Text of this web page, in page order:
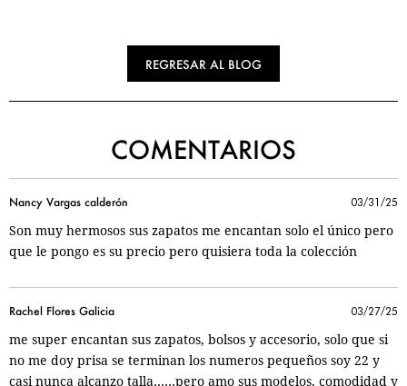
REGRESAR AL BLOG
COMENTARIOS
Nancy Vargas calderón
Son muy hermosos sus zapatos me encantan solo el único pero
que le pongo es su precio pero quisiera toda la colección
03/31/25
Rachel Flores Galicia
me super encantan sus zapatos, bolsos y accesorio, solo que si
no me doy prisa se terminan los numeros pequeños soy 22 y
casi nunca alcanzo talla……pero amo sus modelos, comodidad y
03/27/25